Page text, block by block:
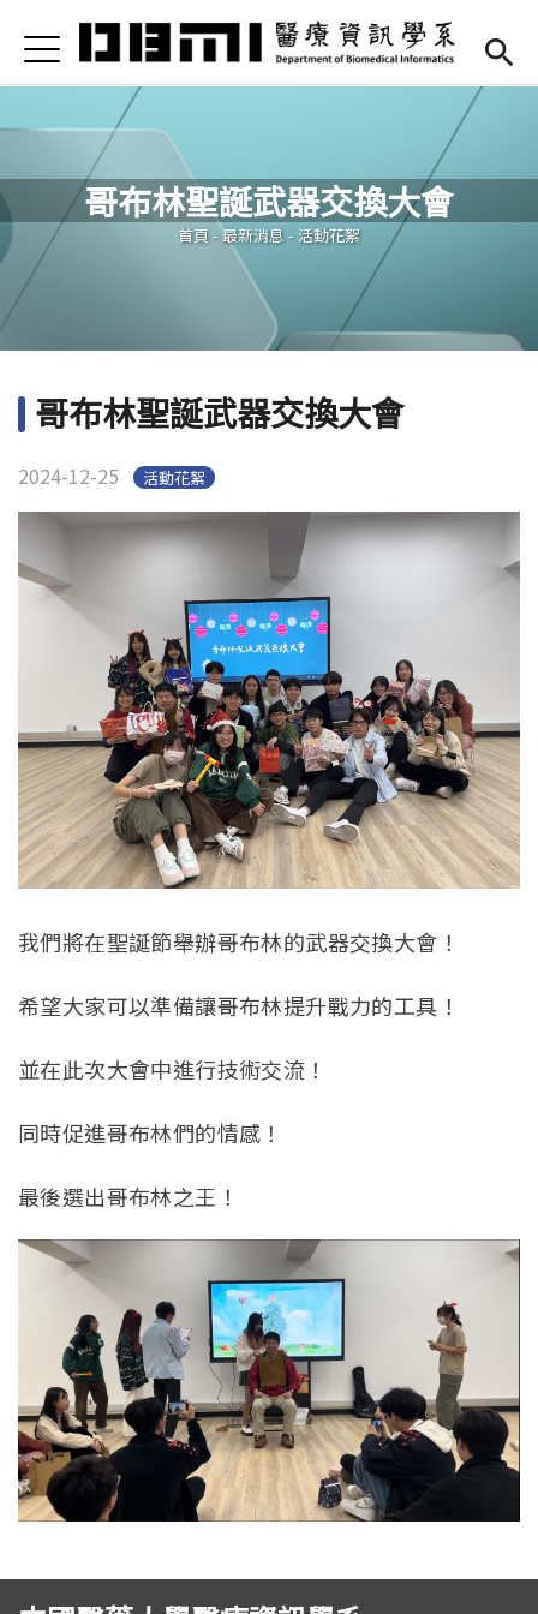
首頁
Open submenu (高中專區)
高中專區
最新消息
Open submenu (學系簡介)
學系簡介
Open submenu (本系成員)
本系成員
Open submenu (課程資訊)
Open submenu (重要連結)
重要連結
En(link is external)
Jump to Navigation
Jump to Main content
哥布林聖誕武器交換大會
您在這裡
首頁-最新消息- 活動花絮
哥布林聖誕武器交換大會
2024-12-25 活動花絮
我們將在聖誕節舉辦哥布林的武器交換大會！
希望大家可以準備讓哥布林提升戰力的工具！
並在此次大會中進行技術交流！
同時促進哥布林們的情感！
最後選出哥布林之王！